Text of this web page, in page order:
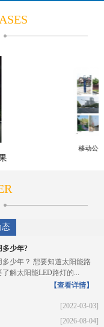
移动公
态
多少年?
少年？ 想要知道太阳能路
解太阳能LED路灯的...
【查看详情】
[2022-03-03]
[2026-08-04]